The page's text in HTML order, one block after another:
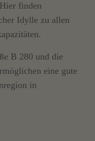
finden
Idylle zu allen
B 280 und die
eine gute
in